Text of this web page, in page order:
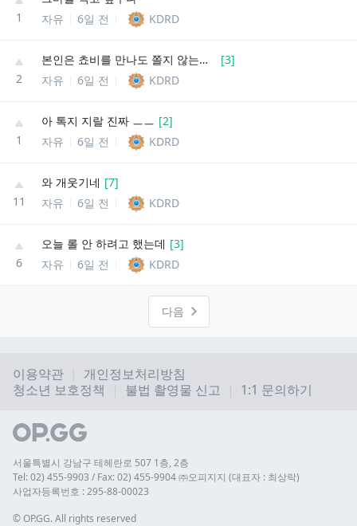
1
자유
6일 전 KDRD
2
본인은 쵸비를 만나도 쫄지 않는다는 마인드임 [3]
자유
6일 전 KDRD
1
아 톡지 지랄 진짜 ㅡㅡ [2]
자유
6일 전 KDRD
11
와 개웃기네 [7]
자유
6일 전 KDRD
6
오늘 롤 안 하려고 했는데 [3]
자유
6일 전 KDRD
다음
이용약관
개인정보처리방침
청소년 보호정책
불법 촬영물 신고 1:1 문의하기
서울특별시 강남구 테헤란로 507 1층, 2층
Tel: 02) 455-9903 / Fax: 02) 455-9904 ㈜오피지지 (대표자 : 최상락)
사업자등록번호 : 295-88-00023
© OP.GG. All rights reserved